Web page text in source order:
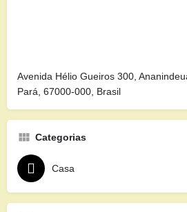
Avenida Hélio Gueiros 300,
Pará, 67000-000, Brasil
Categorias
Casa